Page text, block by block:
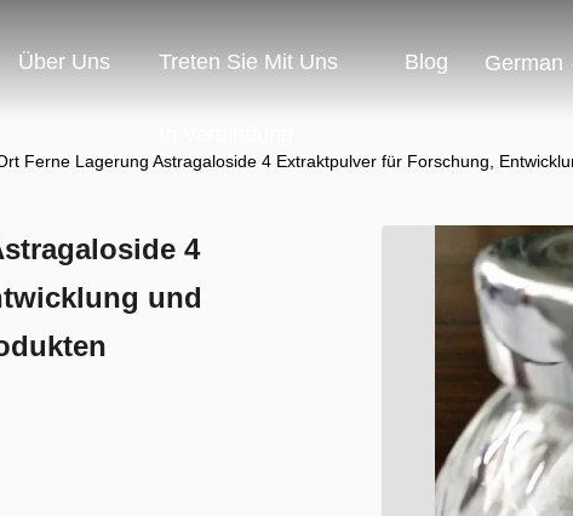
Über Uns Treten Sie Mit Uns Blog German
Ferne Lagerung Astragaloside 4 Extraktpulver für Forschung,
4
und